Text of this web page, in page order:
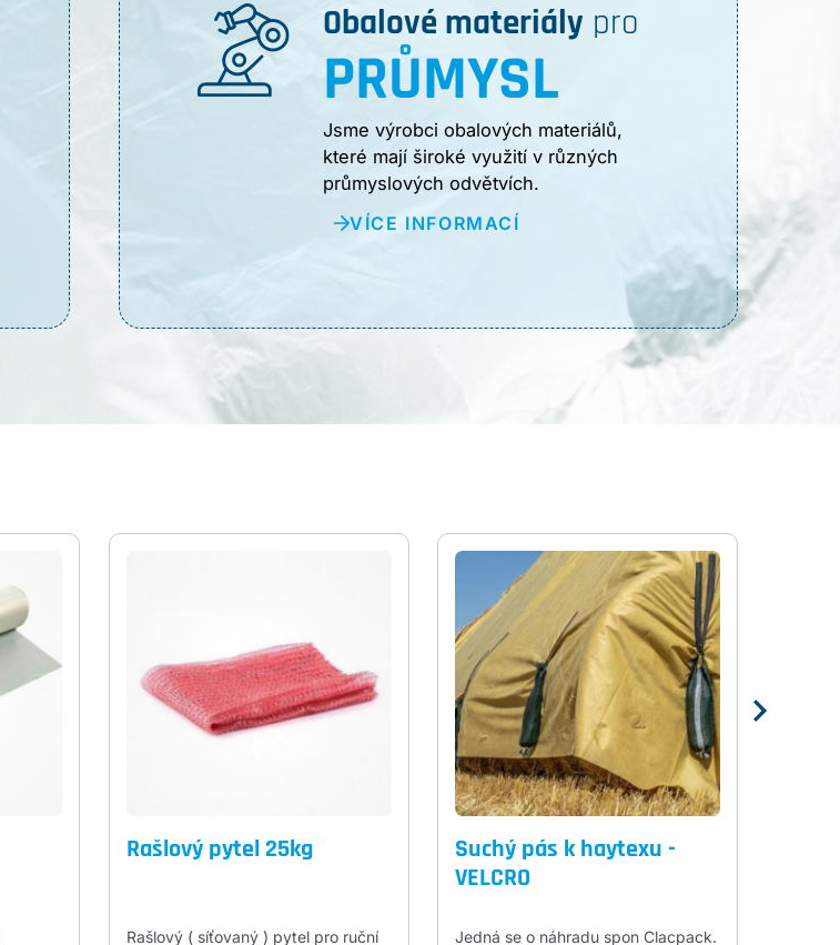
Obalové materiály pro
PRŮMYSL
Jsme výrobci obalových materiálů,
které mají široké využití v různých
průmyslových odvětvích.
VÍCE INFORMACÍ
Rašlový pytel 25kg
Rašlový ( síťovaný ) pytel pro ruční
Suchý pás k haytexu -
VELCRO
Jedná se o náhradu spon Clacpack.